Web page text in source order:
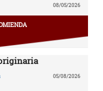
08/05/2026
05/08/2026